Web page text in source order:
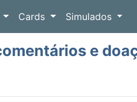
Cards Simulados
e